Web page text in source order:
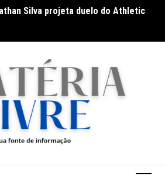
Silva projeta duelo do Athletic